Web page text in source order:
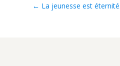
← La jeunesse est